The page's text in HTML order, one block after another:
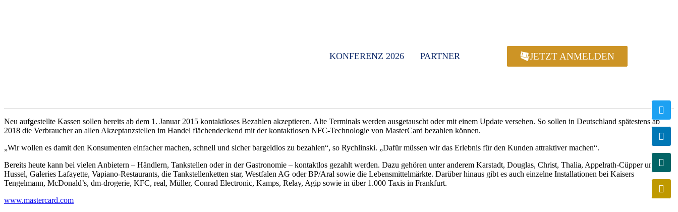
KONFERENZ 2026 PARTNER JETZT ANMELDEN
Neu aufgestellte Kassen sollen bereits ab dem 1. Januar 2015 kontaktloses Bezahlen akzeptieren. Alte Terminals werden ausgetauscht oder mit einem Update versehen. So sollen in Deutschland spätestens ab
2018 die Verbraucher an allen Akzeptanzstellen im Handel flächendeckend mit der kontaktlosen NFC-Technologie von MasterCard bezahlen können.
„Wir wollen es damit den Konsumenten einfacher machen, schnell und sicher bargeldlos zu bezahlen“, so Rychlinski. „Dafür müssen wir das Erlebnis für den Kunden attraktiver machen“.
Bereits heute kann bei vielen Anbietern – Händlern, Tankstellen oder in der Gastronomie – kontaktlos gezahlt werden. Dazu gehören unter anderem Karstadt, Douglas, Christ, Thalia, Appelrath-Cüpper und
Hussel, Galeries Lafayette, Vapiano-Restaurants, die Tankstellenketten star, Westfalen AG oder BP/Aral sowie die Lebensmittelmärkte. Darüber hinaus gibt es auch einzelne Installationen bei Kaisers
Tengelmann, McDonald’s, dm-drogerie, KFC, real, Müller, Conrad Electronic, Kamps, Relay, Agip sowie in über 1.000 Taxis in Frankfurt.
www.mastercard.com